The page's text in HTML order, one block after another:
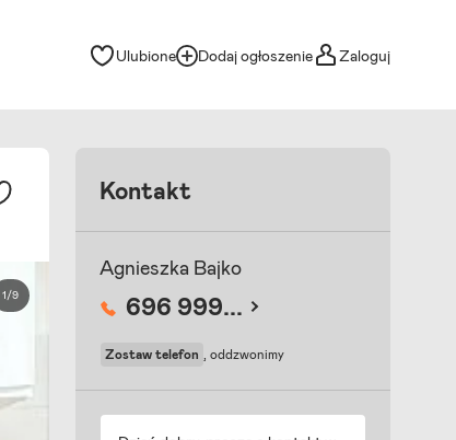
Ulubione Dodaj ogłoszenie Zaloguj
1/9
Kontakt
Agnieszka Bajko
696 999...
Zostaw telefon , oddzwonimy